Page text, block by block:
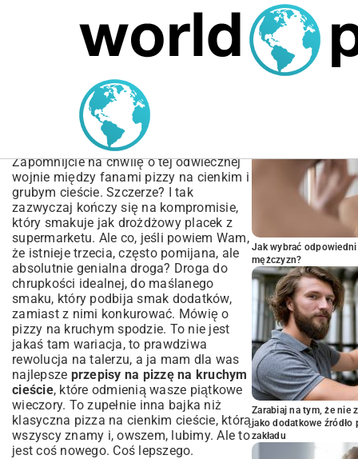
MARIUSZ ŁAMAGA 05.10.2025
Przepisy na pizzę na
kruchym cieście –
Chrupiąca alternatywa
Zapomnijcie na chwilę o tej odwiecznej
wojnie między fanami pizzy na cienkim i
grubym cieście. Szczerze? I tak
zazwyczaj kończy się na kompromisie,
który smakuje jak drożdżowy placek z
supermarketu. Ale co, jeśli powiem Wam,
że istnieje trzecia, często pomijana, ale
absolutnie genialna droga? Droga do
chrupkości idealnej, do maślanego
smaku, który podbija smak dodatków,
zamiast z nimi konkurować. Mówię o
pizzy na kruchym spodzie. To nie jest
jakaś tam wariacja, to prawdziwa
rewolucja na talerzu, a ja mam dla was
najlepsze przepisy na pizzę na kruchym
cieście, które odmienią wasze piątkowe
wieczory. To zupełnie inna bajka niż
klasyczna pizza na cienkim cieście, którą
wszyscy znamy i, owszem, lubimy. Ale to
jest coś nowego. Coś lepszego.
Jak wybrać
mężczyzn?
Zarabiaj na tym, że nie
jako dodatkowe
zakładu